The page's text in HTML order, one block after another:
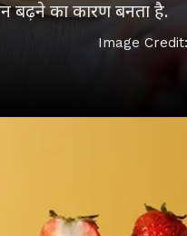
बढ़ने का कारण बनता है.
Image